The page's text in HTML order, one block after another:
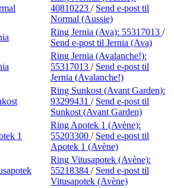
40810223 / Send e-post til
Normal (Aussie)
Ring Jernia (Ava): 55317013 /
Send e-post til Jernia (Ava)
Ring Jernia (Avalanche!):
55317013 / Send e-post til
Jernia (Avalanche!)
Ring Sunkost (Avant Garden):
93299431 / Send e-post til
Sunkost (Avant Garden)
1
Ring Apotek 1 (Avène):
55203300 / Send e-post til
Apotek 1 (Avène)
Ring Vitusapotek (Avène):
55218384 / Send e-post til
Vitusapotek (Avène)